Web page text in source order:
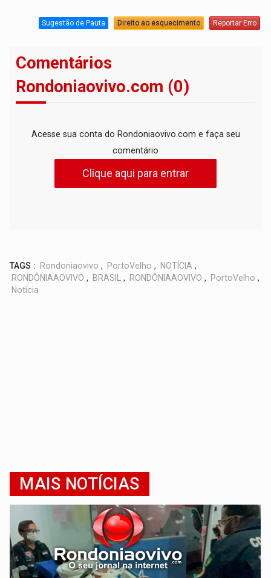
Sugestão de Pauta Direito ao esquecimento Reportar Erro
Comentários
Rondoniaovivo.com (0)
Acesse sua conta do Rondoniaovivo.com e faça seu
comentário
Clique aqui para entrar
TAGS : Rondoniaovivo , PortoVelho , NOTÍCIA ,
RONDÔNIAAOVIVO , BRASIL , RONDÔNIAAOVIVO , PortoVelho ,
Notícia
MAIS NOTÍCIAS